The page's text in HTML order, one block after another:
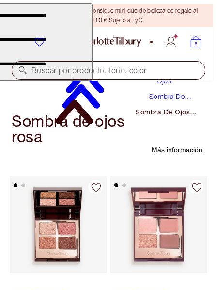
¡ÚLTIMA OPORTUNIDAD! Consigue mini dúo de belleza de regalo al
gastar 110 € Sujeto a TyC.
Buscar por producto, tono, color
Ojos
Sombra De
Sombra De Ojos
Sombra de ojos
rosa
Más información